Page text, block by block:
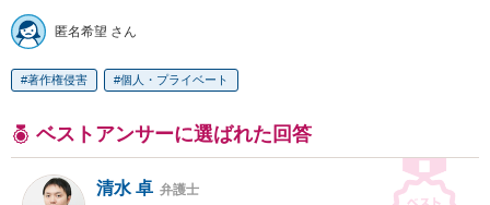
匿名希望 さん
著作権侵害 個人・プライベート
ベストアンサーに選ばれた回答
清水 卓 弁護士